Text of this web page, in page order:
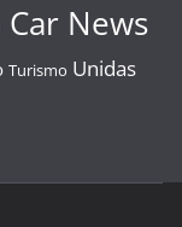
Car News
Turismo Unidas